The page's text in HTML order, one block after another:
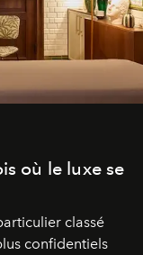
où le luxe se
classé
confidentiels